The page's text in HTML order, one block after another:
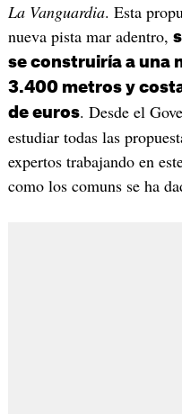
La Vanguardia. Esta
nueva pista mar adentro,
se construiría a una
3.400 metros y
de euros. Desde el
estudiar todas las
expertos trabajando en
como los comuns se ha